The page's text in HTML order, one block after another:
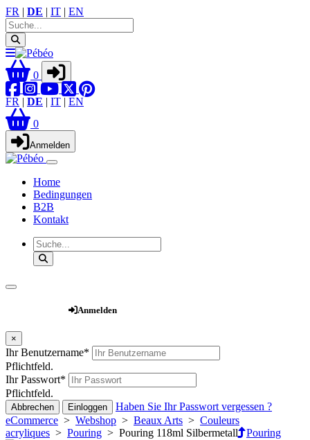
FR | DE | IT | EN
0
FR | DE | IT | EN
0
Anmelden
Home
Bedingungen
B2B
Kontakt
Anmelden
×
Ihr Benutzername*
Pflichtfeld.
Ihr Passwort*
Pflichtfeld.
Abbrechen Einloggen
Haben Sie Ihr Passwort vergessen ?
eCommerce > Webshop > Beaux Arts > Couleurs
acryliques > Pouring > Pouring 118ml Silbermetall Pouring